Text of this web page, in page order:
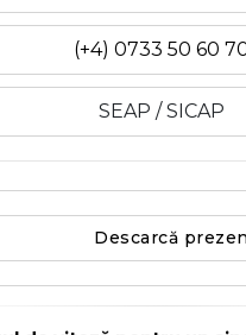
(+4) 0733 50 60
SEAP / SICAP
Descarcă